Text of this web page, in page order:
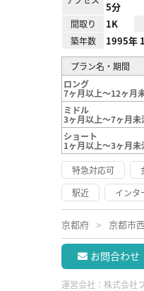
5分
間取り 1K
築年数 1995年
プラン名・期間
ロング
7ヶ月以上～12ヶ月
ミドル
3ヶ月以上～7ヶ月未
ショート
1ヶ月以上～3ヶ月未
特急対応可
駅近
インタ
京都府 京都市
お問合わせ
運営会社： 株式会社